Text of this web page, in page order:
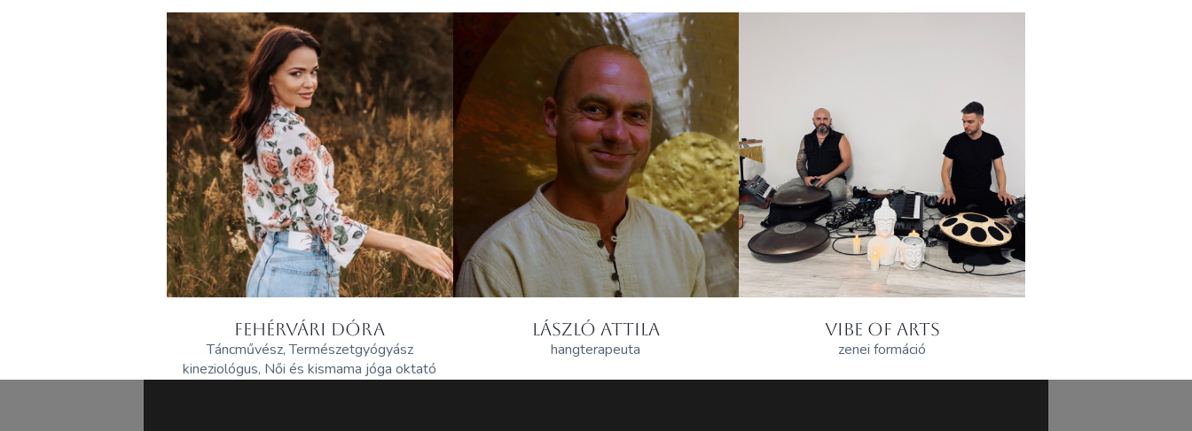
FEHÉRVÁRI DÓRA
Táncművész, Természetgyógyász
kineziológus, Női és kismama jóga oktató
LÁSZLÓ ATTILA
hangterapeuta
VIBE OF ARTS
zenei formáció